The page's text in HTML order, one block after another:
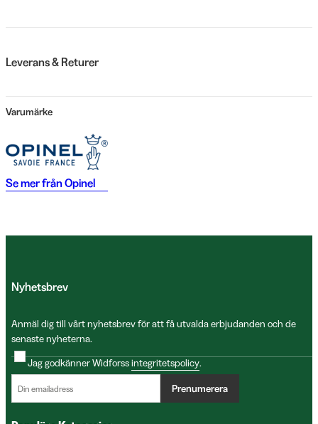
Leverans & Returer
Varumärke
Se mer frånOpinel
Nyhetsbrev
Anmäl dig till vårt nyhetsbrev för att få utvalda erbjudanden och de
senaste nyheterna.
Jag godkänner Widforssintegritetspolicy.
Prenumerera